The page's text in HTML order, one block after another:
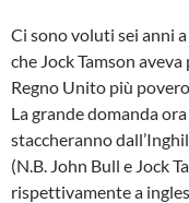
Ci sono voluti sei anni
che Jock Tamson
Regno Unito più
La grande domanda
staccheranno
(N.B. John Bull e Jock
rispettivamente a